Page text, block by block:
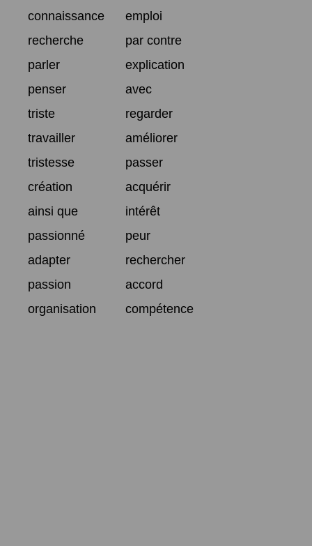
connaissance
emploi
recherche
par contre
parler
explication
penser
avec
triste
regarder
travailler
améliorer
tristesse
passer
création
acquérir
ainsi que
intérêt
passionné
peur
adapter
rechercher
passion
accord
organisation
compétence